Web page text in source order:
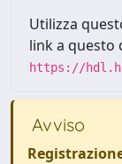
Utilizza
link a questo
https://
Avviso